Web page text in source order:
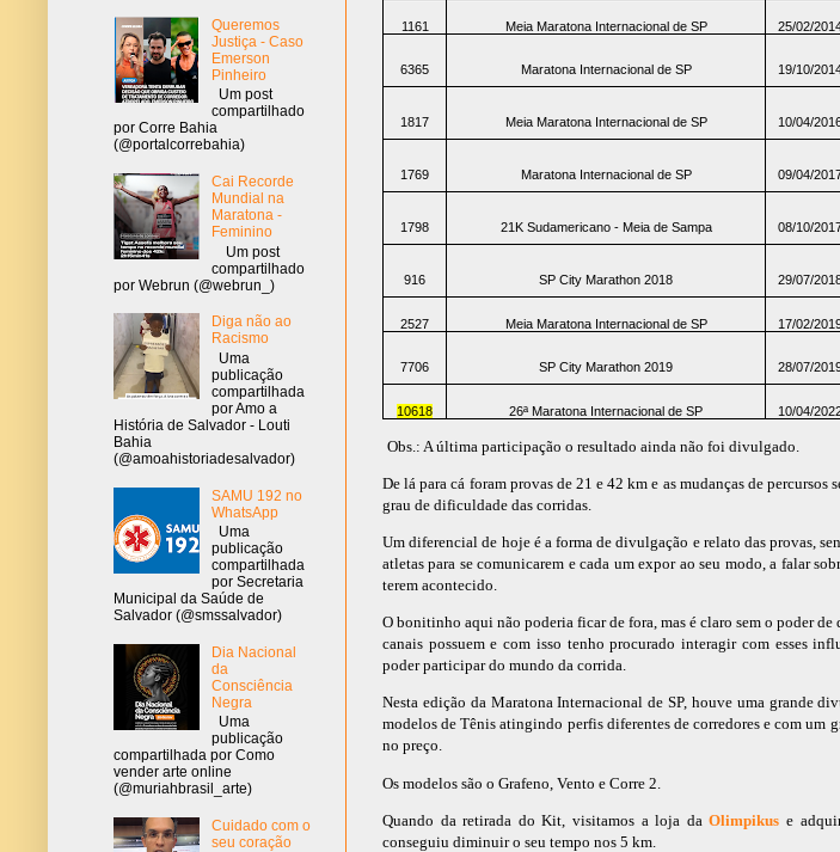
1161 Meia Maratona Internacional de SP 25/02/
6365 Maratona Internacional de SP 19/10/
1817 Meia Maratona Internacional de SP 10/04/
1769 Maratona Internacional de SP 09/04/
1798 21K Sudamericano - Meia de Sampa 08/10/
916 SP City Marathon 2018 29/07/
2527 Meia Maratona Internacional de SP 17/02/
7706 SP City Marathon 2019 28/07/
10618 26ª Maratona Internacional de SP 10/04/
Obs.: A última participação o resultado ainda não foi divulgado.
De lá para cá foram provas de 21 e 42 km e as mudanças de
grau de dificuldade das corridas.
Um diferencial de hoje é a forma de divulgação e relato das provas,
atletas para se comunicarem e cada um expor ao seu modo, a falar
terem acontecido.
O bonitinho aqui não poderia ficar de fora, mas é claro sem o poder
canais possuem e com isso tenho procurado interagir com esses
poder participar do mundo da corrida.
Nesta edição da Maratona Internacional de SP, houve uma grande
modelos de Tênis atingindo perfis diferentes de corredores e com um
no preço.
Os modelos são o Grafeno, Vento e Corre 2.
Quando da retirada do Kit, visitamos a loja daOlimpikus e
conseguiu diminuir o seu tempo nos 5 km.
Queremos
Justiça - Caso
Emerson
Pinheiro
Um post
compartilhado
por Corre Bahia
(@portalcorrebahia)
Cai Recorde
Mundial na
Maratona -
Feminino
Um post
compartilhado
por Webrun (@webrun_)
Diga não ao
Racismo
Uma
publicação
compartilhada
por Amo a
História de Salvador - Louti
Bahia
(@amoahistoriadesalvador)
SAMU 192 no
WhatsApp
Uma
publicação
compartilhada
por Secretaria
Municipal da Saúde de
Salvador (@smssalvador)
Dia Nacional
da
Consciência
Negra
Uma
publicação
compartilhada por Como
vender arte online
(@muriahbrasil_arte)
Cuidado com o
seu coração